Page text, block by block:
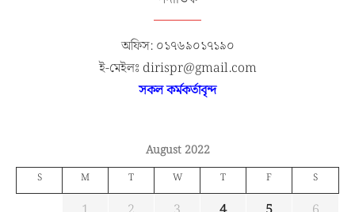
অফিস: ০১৭৬৯০১৭১৯০
ই-মেইলঃ dirispr@gmail.com
সকল কর্মকর্তাবৃন্দ
August 2022
S M T W T F S